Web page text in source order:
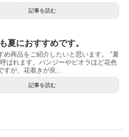
記事を読む
夏におすすめです。
め商品をご紹介したいと思います。 "夏
ばれます。パンジーやビオラほど花色
すが、花着きが良...
記事を読む